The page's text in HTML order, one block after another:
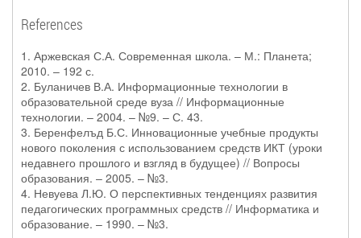
References
1. Аржевская С.А. Современная школа. – М.: Планета;
2010. – 192 с.
2. Буланичев В.А. Информационные технологии в
образовательной среде вуза // Информационные
технологии. – 2004. – №9. – С. 43.
3. Беренфелъд Б.С. Инновационные учебные продукты
нового поколения с использованием средств ИКТ (уроки
недавнего прошлого и взгляд в будущее) // Вопросы
образования. – 2005. – №3.
4. Невуева Л.Ю. О перспективных тенденциях развития
педагогических программных средств // Информатика и
образование. – 1990. – №3.